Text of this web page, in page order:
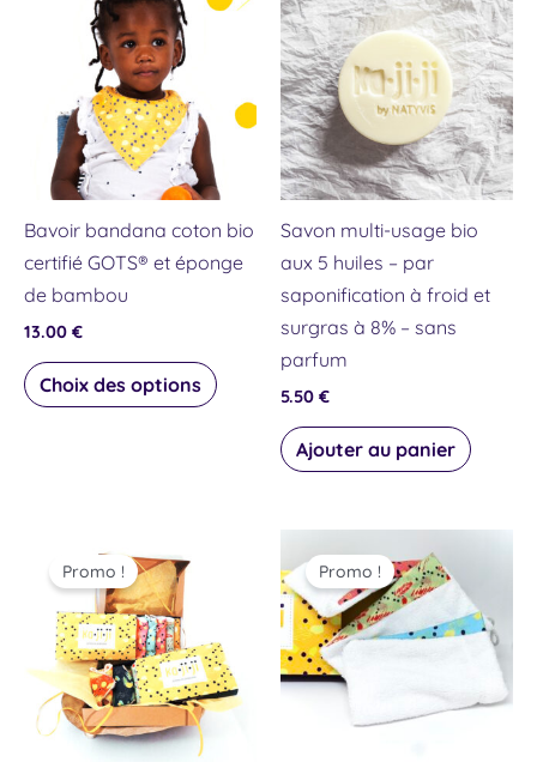
Bavoir bandana coton bio
certifié GOTS® et éponge
de bambou
13.00 €
Choix des options
produit
plusieurs
variations.
options
peuvent
être
choisies
Savon multi-usage bio
aux 5 huiles – par
saponification à froid et
surgras à 8% – sans
parfum
5.50 €
Ajouter au panier
Promo !
prix
initial
était :
63.30 €.
prix
actuel
est :
60.00 €.
Promo !
prix
initial
était :
20.40 €.
prix
actuel
est :
18.00 €.
a
Les